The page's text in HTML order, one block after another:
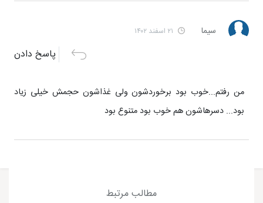
سیما ۲۱ اسفند ۱۴۰۲
پاسخ دادن
من رفتم...خوب بود برخوردشون ولی غذاشون حجمش خیلی زیاد
بود... دسرهاشون هم خوب بود متنوع بود
مطالب مرتبط